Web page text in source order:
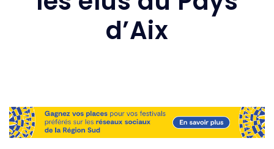
d’Aix